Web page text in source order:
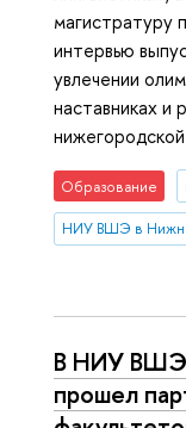
магистратуру
интервью
увлечении
наставниках и
Образование
НИУ ВШЭ в
В НИУ ВШЭ
прошел